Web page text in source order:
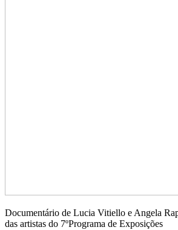
Documentário de Lucia Vitiello e Angela
das artistas do 7ºPrograma de Exposições